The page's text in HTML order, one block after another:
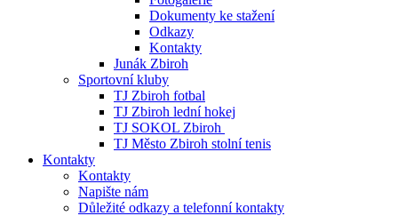
Dokumenty ke stažení
Odkazy
Kontakty
Junák Zbiroh
Sportovní kluby
TJ Zbiroh fotbal
TJ Zbiroh lední hokej
TJ SOKOL Zbiroh
TJ Město Zbiroh stolní tenis
Kontakty
Kontakty
Napište nám
Důležité odkazy a telefonní kontakty